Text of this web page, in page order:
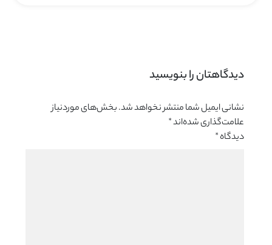
دیدگاهتان را بنویسید
نشانی ایمیل شما منتشر نخواهد شد.بخش‌های موردنیاز
علامت‌گذاری شده‌اند*
دیدگاه*